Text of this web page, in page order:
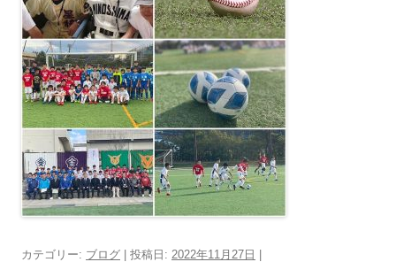
カテゴリー: ブログ | 投稿日: 2022年11月27日